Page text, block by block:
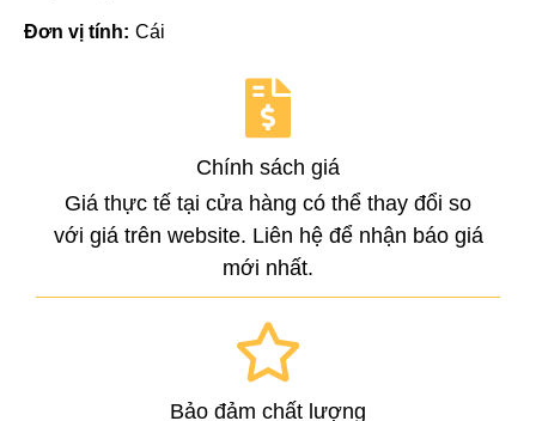
Đơn vị tính: Cái
Chính sách giá
Giá thực tế tại cửa hàng có thể thay đổi so
với giá trên website. Liên hệ để nhận báo giá
mới nhất.
Bảo đảm chất lượng